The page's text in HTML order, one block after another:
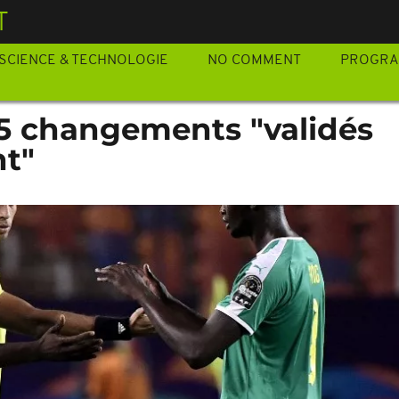
SCIENCE & TECHNOLOGIE NO COMMENT
changements "validés